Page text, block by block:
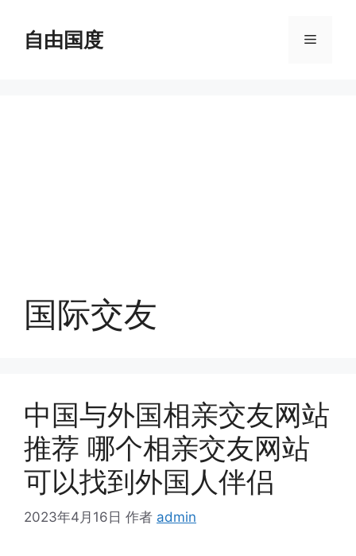
自由国度 菜
国际交友
中国与外国相亲交友网站
推荐 哪个相亲交友网站
可以找到外国人伴侣
2023年4月16日 作者 admin